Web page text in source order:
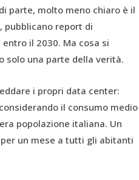
parte, molto meno chiaro è il
pubblicano report di
il 2030. Ma cosa si
solo una parte della verità.
i propri data center:
il consumo medio
popolazione italiana. Un
un mese a tutti gli abitanti